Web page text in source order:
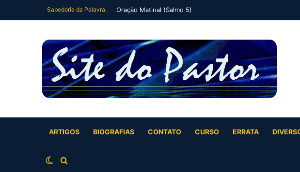
Sabedoria da Palavra: Oração Matinal (Salmo 5)
ARTIGOS BIOGRAFIAS CONTATO CURSO ERRATA
Switch skin
Buscar por